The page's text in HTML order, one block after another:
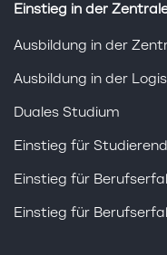
Einstieg in der
Ausbildung in der
Ausbildung in der
Duales Studium
Einstieg für
Einstieg für
Einstieg für